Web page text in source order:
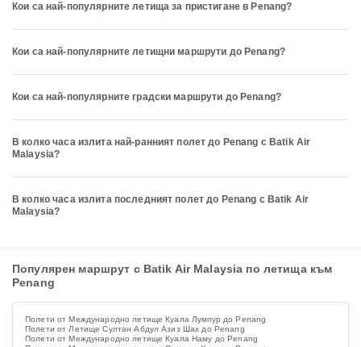
Кои са най-популярните летища за пристигане в Penang?
Кои са най-популярните летищни маршрути до Penang?
Кои са най-популярните градски маршрути до Penang?
В колко часа излита най-ранният полет до Penang с Batik Air
Malaysia?
В колко часа излита последният полет до Penang с Batik Air
Malaysia?
Популярен маршрут с Batik Air Malaysia по летища към
Penang
Полети от Международно летище Куала Лумпур до Penang
Полети от Летище Султан Абдул Азиз Шах до Penang
Полети от Международно летище Куала Наму до Penang